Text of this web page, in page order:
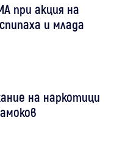
при акция на
и млада
на наркотици